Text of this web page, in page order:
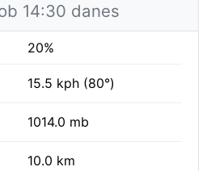
14:30 danes
20%
15.5 kph (80°)
1014.0 mb
10.0 km